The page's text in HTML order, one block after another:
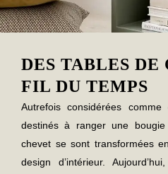
DES TABLES DE
FIL DU TEMPS
Autrefois considérées
destinés à ranger une
chevet se sont transformées
design d’intérieur.